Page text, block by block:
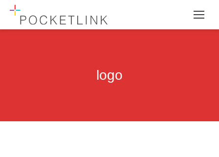
logo